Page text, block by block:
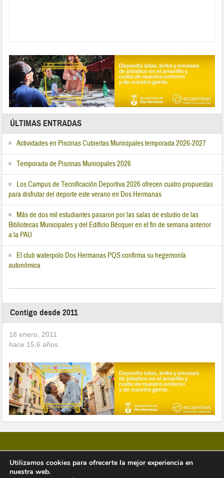
ÚLTIMAS ENTRADAS
Actividades en Piscinas Cubiertas Municipales temporada 2026-2027
Temporada de Piscinas Municipales 2026
Los Campus de Tecnificación Deportiva 2026 ofrecen cuatro propuestas
para disfrutar del deporte este verano en Dos Hermanas
Más de dos mil estudiantes pasaron por las salas de estudio de las
Bibliotecas Municipales y del Edificio Bécquer en el fin de semana anterior
a la PAU
El club waterpolo Dos Hermanas PQS confirma su hegemonía
autonómica
Contigo desde 2011
18 enero, 2011
hace 15,6 años.
Copyright © 2026 Vivir en Montequinto Periódico Digital
Utilizamos cookies para ofrecerte la mejor experiencia en
nuestra web.